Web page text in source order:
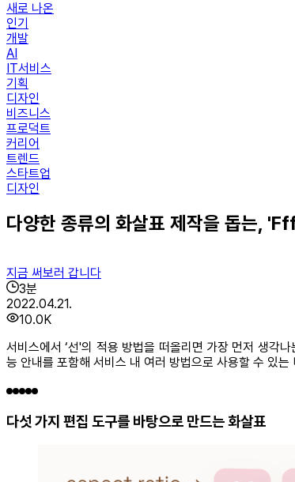
새로 나온
인기
개발
AI
IT서비스
기획
디자인
비즈니스
프로덕트
커리어
트렌드
스타트업
디자인
다양한 종류의 화살표 제작을 돕는,
지금 써보러 갑니다
3분
2022.04.21.
10.0K
서비스에서 ‘선'의 적용 방법을 떠올리면 가장 먼저 생각
능 안내를 포함해 서비스 내 여러 방법으로 사용할 수 있
다섯 가지 편집 도구를 바탕으로 만드는 화살표